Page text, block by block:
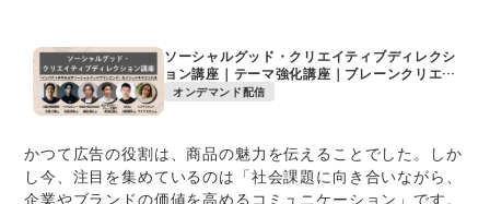
ソーシャルグッド・クリエイティブディレクシ
ョン講座｜テーマ強化講座｜ブレーンクリエイ
ティブライブラリー
オンデマンド配信
かつて広告の役割は、商品の魅力を伝えることでした。しか
し今、注目を集めているのは「社会課題に向き合いながら、
企業やブランドの価値を高めるコミュニケーション」です。